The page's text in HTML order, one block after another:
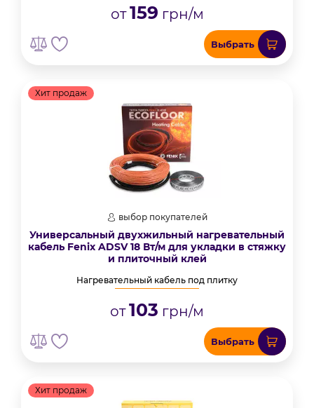
от159 грн/м
Выбрать
Хит продаж
выбор покупателей
Универсальный двухжильный нагревательный
кабель Fenix ADSV 18 Вт/м для укладки в стяжку
и плиточный клей
Нагревательный кабель под плитку
от103 грн/м
Выбрать
Хит продаж